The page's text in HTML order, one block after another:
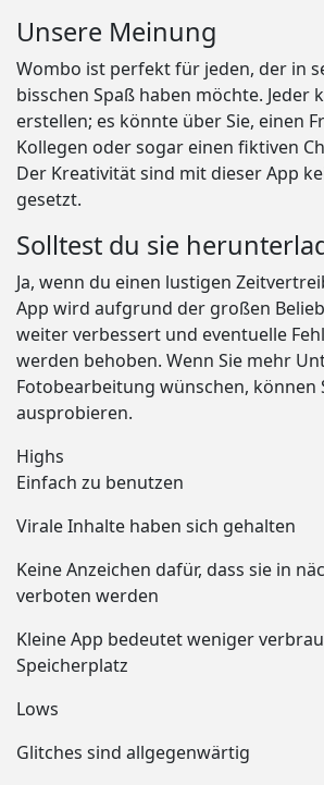
Unsere Meinung
Wombo ist perfekt für jeden, der in
bisschen Spaß haben möchte. Jeder
erstellen; es könnte über Sie, einen
Kollegen oder sogar einen fiktiven
Der Kreativität sind mit dieser App
gesetzt.
Solltest du sie
Ja, wenn du einen lustigen
App wird aufgrund der großen
weiter verbessert und eventuelle
werden behoben. Wenn Sie mehr
Fotobearbeitung wünschen, können
ausprobieren.
Highs
Einfach zu benutzen
Virale Inhalte haben sich gehalten
Keine Anzeichen dafür, dass sie in
verboten werden
Kleine App bedeutet weniger
Speicherplatz
Lows
Glitches sind allgegenwärtig